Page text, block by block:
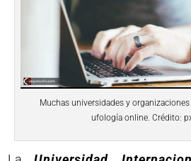
Muchas universidades y
ufología online. Crédito: